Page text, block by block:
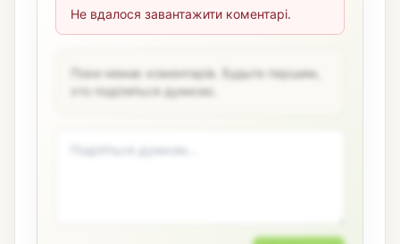
Не вдалося завантажити коментарі.
Поки немає коментарів. Будьте першим,
хто поділиться думкою.